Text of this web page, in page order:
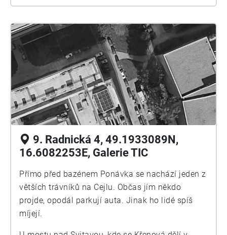
9. Radnická 4, 49.1933089N,
16.6082253E, Galerie TIC
Přímo před bazénem Ponávka se nachází jeden z
větších trávníků na Cejlu. Občas jím někdo
projde, opodál parkují auta. Jinak ho lidé spíš
míjejí.